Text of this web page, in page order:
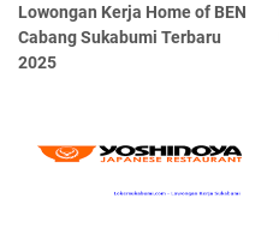
Lowongan Kerja Home of BEN
Cabang Sukabumi Terbaru
2025